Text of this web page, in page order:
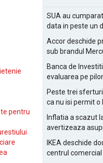
pentru
SUA au
data in peste un
Accor deschide
sub brandul
Banca de
evaluarea pe
Peste trei
ca nu isi permit o
Inflatia a scazut
avertizeaza
IKEA deschide
centrul comercial